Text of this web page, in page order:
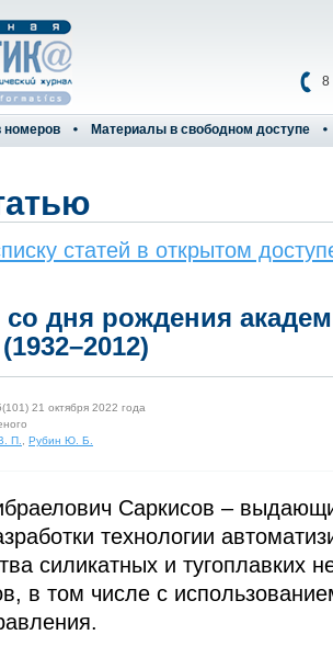
8
номеров Материалы в свободном доступе
статей в открытом
со дня рождения
21 октября 2022 года
П., Рубин Ю. Б.
Саркисов –
технологии
силикатных и тугоплавких
в том числе с